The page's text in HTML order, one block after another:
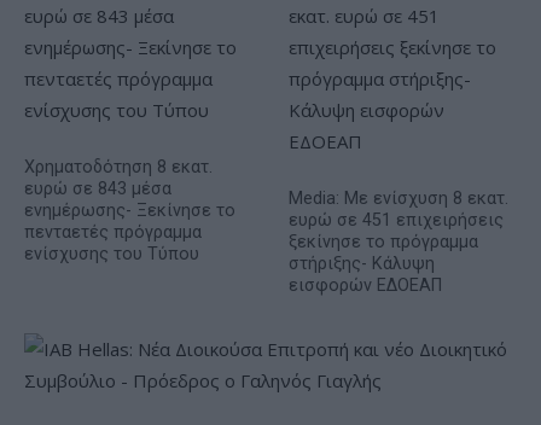
Χρηματοδότηση 8 εκατ.
ευρώ σε 843 μέσα
ενημέρωσης- Ξεκίνησε το
πενταετές πρόγραμμα
ενίσχυσης του Τύπου
Media: Με ενίσχυση 8 εκατ.
ευρώ σε 451 επιχειρήσεις
ξεκίνησε το πρόγραμμα
στήριξης- Κάλυψη
εισφορών ΕΔΟΕΑΠ